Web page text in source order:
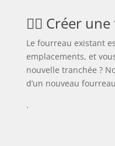
👷‍♂️ Créer
Le fourreau existant
emplacements, et
nouvelle tranchée ?
d’un nouveau
.